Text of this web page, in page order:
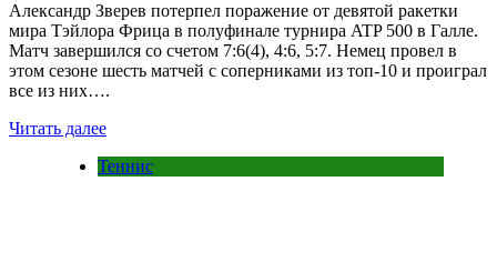
Александр Зверев потерпел поражение от девятой ракетки
мира Тэйлора Фрица в полуфинале турнира ATP 500 в Галле.
Матч завершился со счетом 7:6(4), 4:6, 5:7. Немец провел в
этом сезоне шесть матчей с соперниками из топ-10 и проиграл
все из них….
Читать далее
Теннис